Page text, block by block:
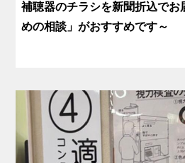
補聴器のチラシを新聞折込でお
めの相談」がおすすめです～